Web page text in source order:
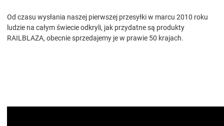
Od czasu wysłania naszej pierwszej przesyłki w marcu 2010 roku
ludzie na całym świecie odkryli, jak przydatne są produkty
RAILBLAZA, obecnie sprzedajemy je w prawie 50 krajach.